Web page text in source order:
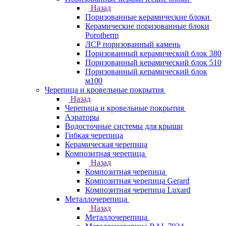
Назад
Поризованные керамические блоки
Керамические поризованные блоки
Porotherm
ЛСР поризованный камень
Поризованный керамический блок 380
Поризованный керамический блок 510
Поризованный керамический блок
м100
Черепица и кровельные покрытия
Назад
Черепица и кровельные покрытия
Аэраторы
Водосточные системы для крыши
Гибкая черепица
Керамическая черепица
Композитная черепица
Назад
Композитная черепица
Композитная черепица Gerard
Композитная черепица Luxard
Металлочерепица
Назад
Металлочерепица